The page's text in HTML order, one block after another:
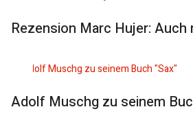
Rezension Marc Hujer: Auch
Adolf Muschg zu seinem